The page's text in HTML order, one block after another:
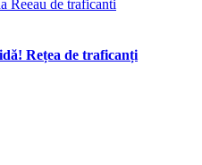
Rețea de traficanți